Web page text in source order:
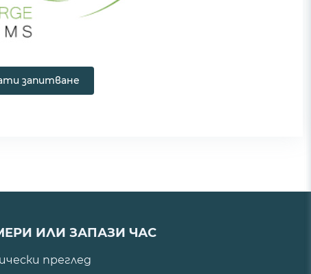
запитване
ИЛИ ЗАПАЗИ ЧАС
преглед